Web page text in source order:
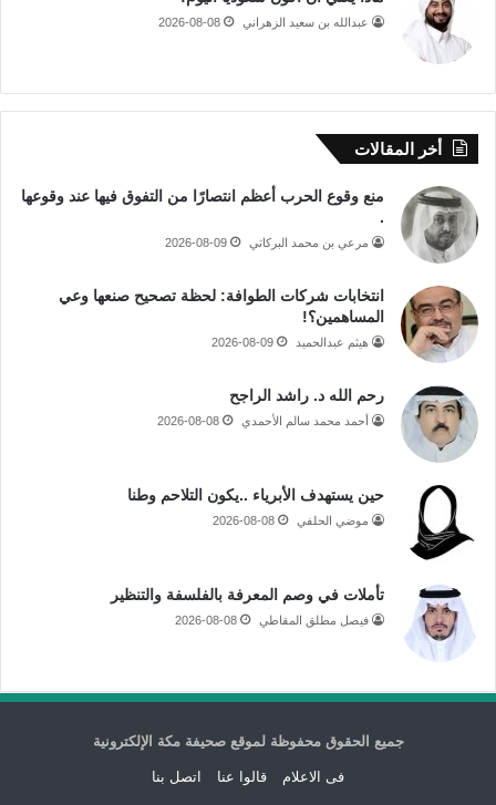
عبدالله بن سعيد الزهراني 2026-08-08
أخر المقالات
منع وقوع الحرب أعظم انتصارًا من التفوق فيها عند وقوعها
.
مرعي بن محمد البركاتي 2026-08-09
انتخابات شركات الطوافة: لحظة تصحيح صنعها وعي
المساهمين؟!
هيثم عبدالحميد 2026-08-09
رحم الله د. راشد الراجح
أحمد محمد سالم الأحمدي 2026-08-08
حين يستهدف الأبرياء ..يكون التلاحم وطنا
موضي الحلفي 2026-08-08
تأملات في وصم المعرفة بالفلسفة والتنظير
فيصل مطلق المقاطي 2026-08-08
جميع الحقوق محفوظة لموقع صحيفة مكة الإلكترونية
فى الاعلام قالوا عنا اتصل بنا